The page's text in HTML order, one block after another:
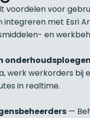
voordelen voor
integreren met Esri
en
onderhoudsploegen
werk werkorders bij
in realtime.
—